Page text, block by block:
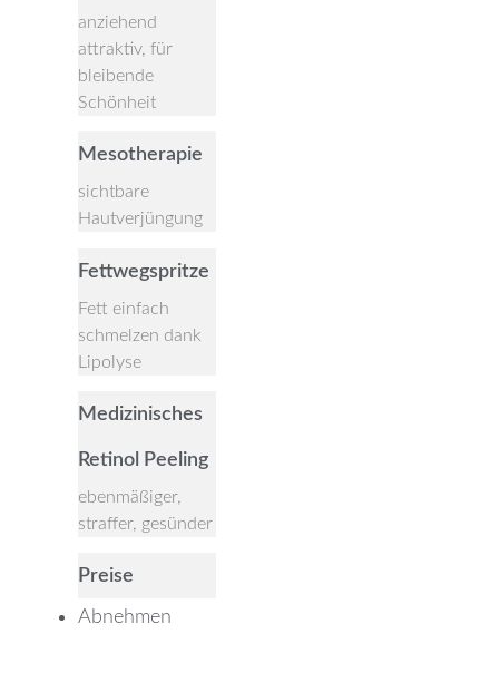
anziehend
attraktiv, für
bleibende
Schönheit
Mesotherapie
sichtbare
Hautverjüngung
Fettwegspritze
Fett einfach
schmelzen dank
Lipolyse
Medizinisches
Retinol Peeling
ebenmäßiger,
straffer, gesünder
Preise
Abnehmen